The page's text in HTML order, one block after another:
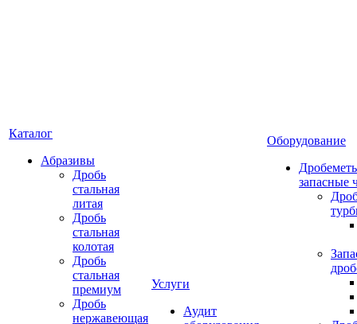
Каталог
Абразивы
Дробь
стальная
литая
Дробь
стальная
колотая
Дробь
стальная
премиум
Дробь
нержавеющая
Услуги
Аудит
Оборудование
запасные